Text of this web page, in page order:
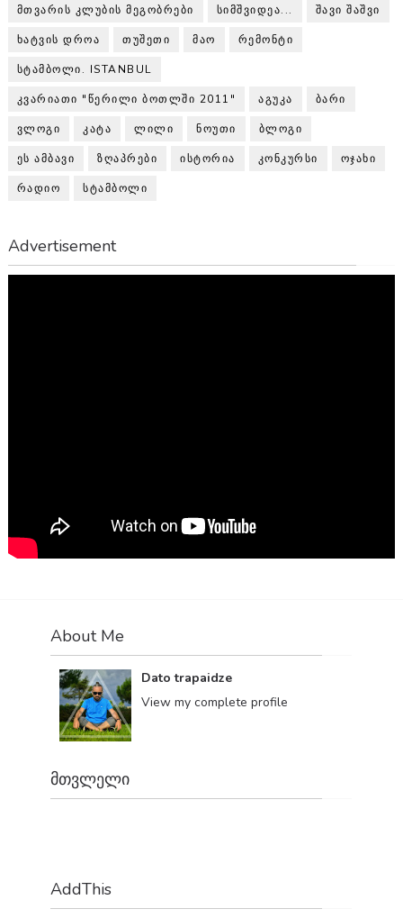
ᲛᲗᲕᲐᲠᲘᲡ ᲙᲚᲣᲑᲘᲡ ᲛᲔᲒᲝᲑᲠᲔᲑᲘ ᲡᲘᲛᲨᲕᲘᲓᲔᲐ... ᲨᲐᲕᲘ ᲨᲐᲨᲕᲘ
ᲮᲐᲢᲕᲘᲡ ᲓᲠᲝᲐ ᲗᲣᲨᲔᲗᲘ ᲛᲐᲝ ᲠᲔᲛᲝᲜᲢᲘ
ᲡᲢᲐᲛᲑᲝᲚᲘ. ISTANBUL
ᲙᲕᲐᲠᲘᲐᲗᲘ "ᲬᲔᲠᲘᲚᲘ ᲑᲝᲗᲚᲨᲘ 2011" ᲐᲒᲣᲙᲐ ᲑᲐᲠᲘ
ᲕᲚᲝᲒᲘ ᲙᲐᲢᲐ ᲚᲘᲚᲘ ᲜᲝᲣᲗᲘ ᲑᲚᲝᲒᲘ
ᲔᲡ ᲐᲛᲑᲐᲕᲘ ᲖᲦᲐᲞᲠᲔᲑᲘ ᲘᲡᲢᲝᲠᲘᲐ ᲙᲝᲜᲙᲣᲠᲡᲘ ᲝᲯᲐᲮᲘ
ᲠᲐᲓᲘᲝ ᲡᲢᲐᲛᲑᲝᲚᲘ
Advertisement
About Me
Dato trapaidze
View my complete profile
მთვლელი
AddThis